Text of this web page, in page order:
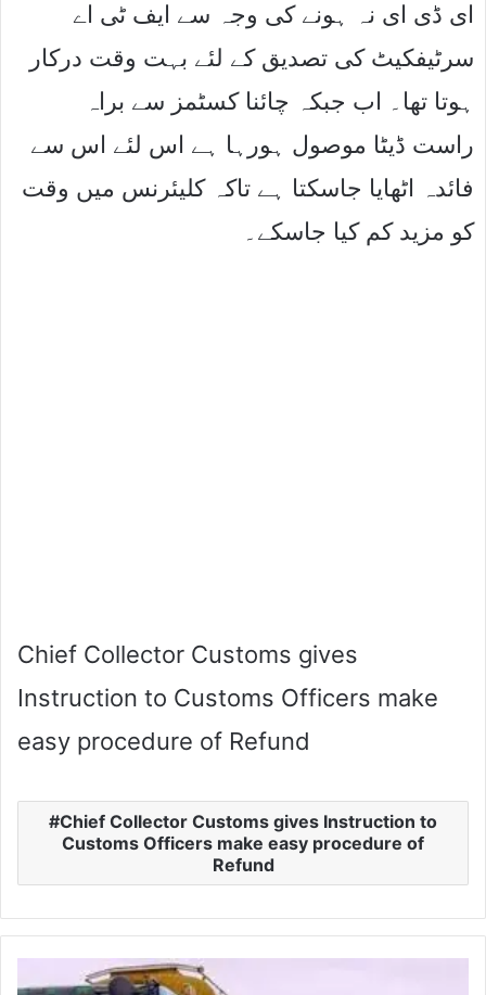
ای ڈی ای نہ ہونے کی وجہ سے ایف ٹی اے
سرٹیفکیٹ کی تصدیق کے لئے بہت وقت درکار
ہوتا تھا۔ اب جبکہ چائنا کسٹمز سے براہ
راست ڈیٹا موصول ہورہا ہے اس لئے اس سے
فائدہ اٹھایا جاسکتا ہے تاکہ کلیئرنس میں وقت
کو مزید کم کیا جاسکے۔
Chief Collector Customs gives
Instruction to Customs Officers make
easy procedure of Refund
Chief Collector Customs gives Instruction to
Customs Officers make easy procedure of
Refund